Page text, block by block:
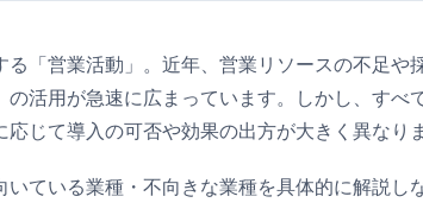
るメリットとデメリット
いる業種11選と特徴
び方と評価ポイント
る「営業活動」。近年、営業リソースの不足や
の活用が急速に広まっています。しかし、すべ
じて導入の可否や効果の出方が大きく異なり
いている業種・不向きな業種を具体的に解説し